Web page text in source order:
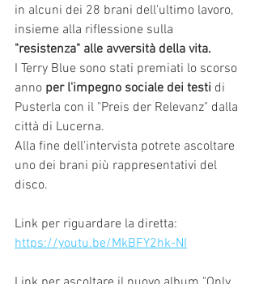
in alcuni dei 28 brani dell'ultimo lavoro,
insieme alla riflessione sulla
"resistenza" alle avversità della vita.
I Terry Blue sono stati premiati lo scorso
anno per l'impegno sociale dei testi di
Pusterla con il "Preis der Relevanz" dalla
città di Lucerna.
Alla fine dell'intervista potrete ascoltare
uno dei brani più rappresentativi del
disco.
Link per riguardare la diretta:
https://youtu.be/MkBFY2hk-NI